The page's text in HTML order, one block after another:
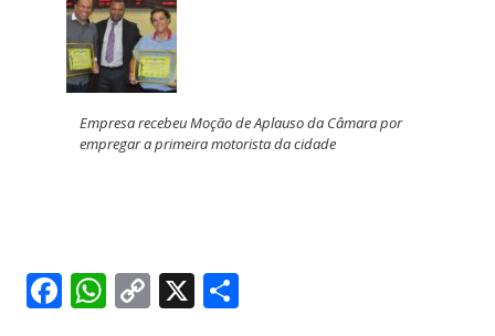
Empresa recebeu Moção de Aplauso da Câmara por
empregar a primeira motorista da cidade
Facebook
WhatsApp
Copy
X